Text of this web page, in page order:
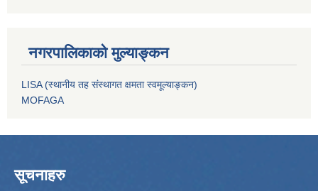
नगरपालिकाको मुल्याङ्कन
LISA (स्थानीय तह संस्थागत क्षमता स्वमूल्याङ्कन)
MOFAGA
सूचनाहरु